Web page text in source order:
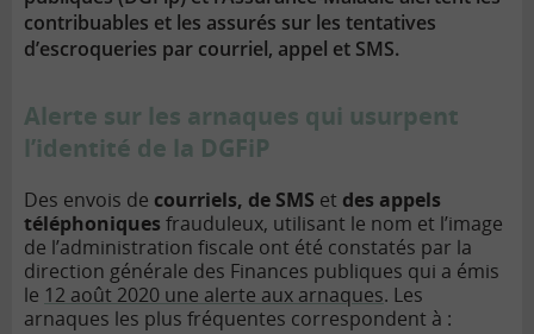
contribuables et les assurés sur les tentatives
d’escroqueries par courriel, appel et SMS.
Alerte sur les arnaques qui usurpent
l’identité de la DGFiP
Des envois de courriels, de SMS et des appels
téléphoniques frauduleux, utilisant le nom et l’image
de l’administration fiscale ont été constatés par la
direction générale des Finances publiques qui a émis
le 12 août 2020 une alerte aux arnaques. Les
arnaques les plus fréquentes correspondent à :